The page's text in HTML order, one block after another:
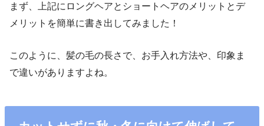
まず、上記にロングヘアとショートヘアのメリットとデ
メリットを簡単に書き出してみました！
このように、髪の毛の長さで、お手入れ方法や、印象ま
で違いがありますよね。